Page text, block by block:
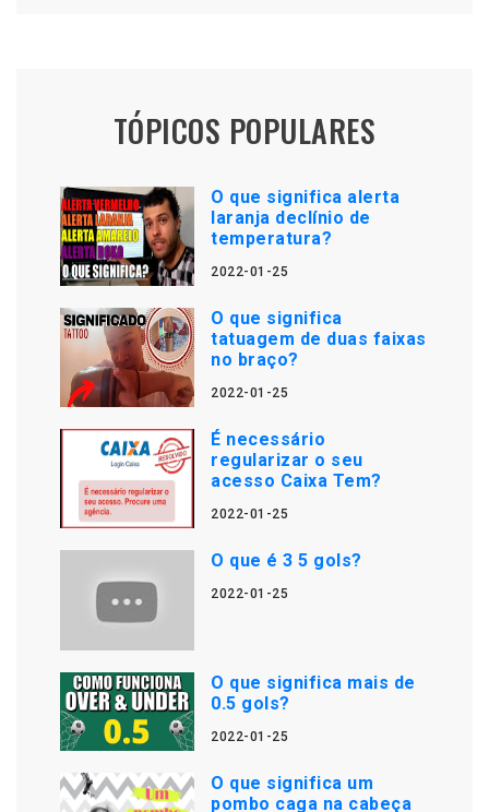
TÓPICOS POPULARES
O que significa alerta
laranja declínio de
temperatura?
2022-01-25
O que significa
tatuagem de duas faixas
no braço?
2022-01-25
É necessário
regularizar o seu
acesso Caixa Tem?
2022-01-25
O que é 3 5 gols?
2022-01-25
O que significa mais de
0.5 gols?
2022-01-25
O que significa um
pombo caga na cabeça